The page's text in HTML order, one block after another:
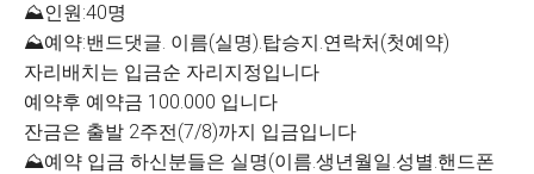
⛰인원:40명
⛰예약:밴드댓글. 이름(실명).탑승지.연락처(첫예약)
자리배치는 입금순 자리지정입니다
예약후 예약금 100.000 입니다
잔금은 출발 2주전(7/8)까지 입금입니다
⛰예약 입금 하신분들은 실명(이름.생년월일.성별.핸드폰